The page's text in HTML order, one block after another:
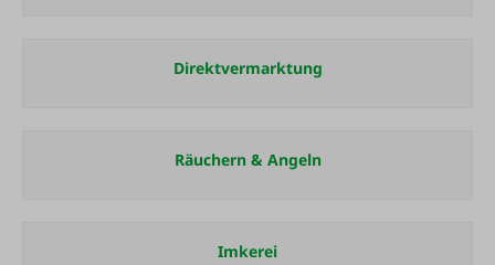
Direktvermarktung
Räuchern & Angeln
Imkerei